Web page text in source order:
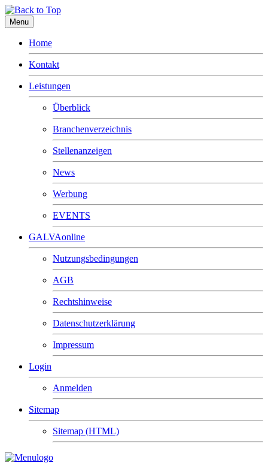
Menu
Home
Kontakt
Leistungen
Überblick
Branchenverzeichnis
Stellenanzeigen
News
Werbung
EVENTS
GALVAonline
Nutzungsbedingungen
AGB
Rechtshinweise
Datenschutzerklärung
Impressum
Login
Anmelden
Sitemap
Sitemap (HTML)